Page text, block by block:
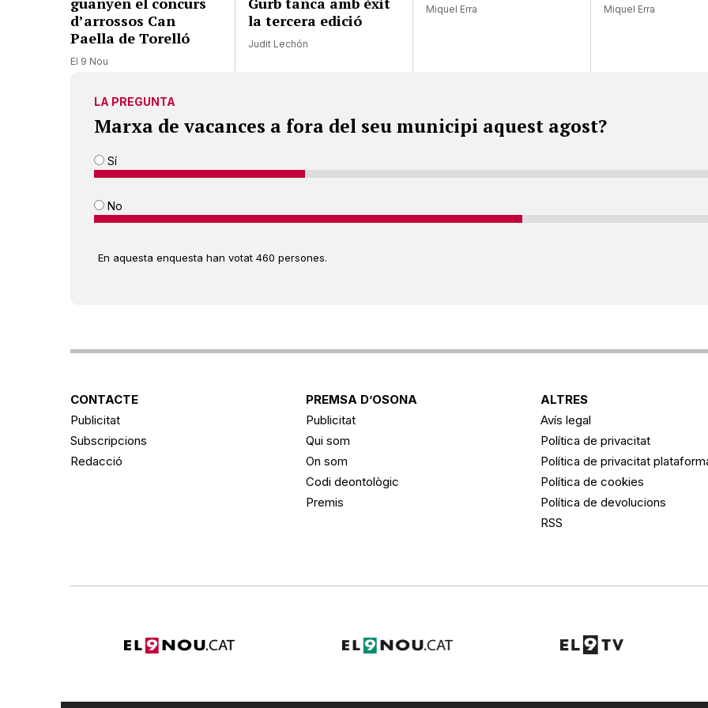
d’arrossos Can
Paella de Torelló
El 9 Nou
la tercera edició
Judit Lechón
Miquel Erra Miquel Erra
LA PREGUNTA
Marxa de vacances a fora del seu municipi aquest agost?
Sí
No
En aquesta enquesta han votat 460 persones.
CONTACTE
Publicitat
Subscripcions
Redacció
PREMSA D’OSONA
Publicitat
Qui som
On som
Codi deontològic
Premis
ALTRES
Avís legal
Política de privacitat
Política de privacitat
Política de cookies
Política de devolucions
RSS